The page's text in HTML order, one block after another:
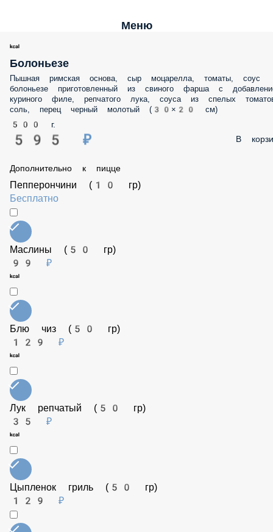
Меню
Болоньезе
Пышная римская основа, сыр моцарелла, томаты, соус болоньезе
приготовленный из свиного фарша с добавлением куриного филе,
репчатого лука, соуса из спелых томатов, соль, перец черный
(30×20 см)
500 г.
595 ₽ В
Дополнительно к пицце
Пепперончини (10 гр)
Бесплатно
129 ₽
Лук репчатый (50 гр)
35 ₽